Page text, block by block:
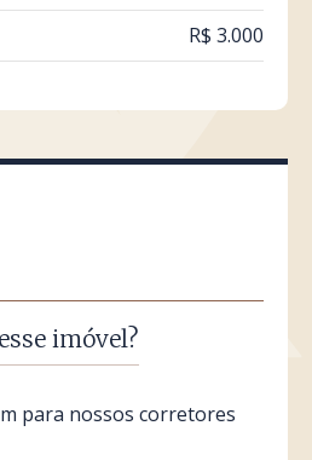
R$ 3.000
imóvel?
para nossos corretores